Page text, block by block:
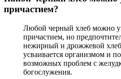
причастием?
Любой черный хлеб можно
причастием, но
нежирный и дрожжевой
усваивается организмом и
возможных проблем с
богослужения.